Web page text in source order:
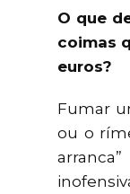
O que
coimas
euros?
Fumar
ou o